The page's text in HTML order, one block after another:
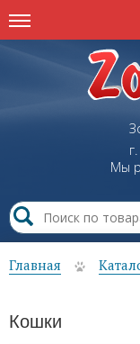
Мы
Главная
Кошки